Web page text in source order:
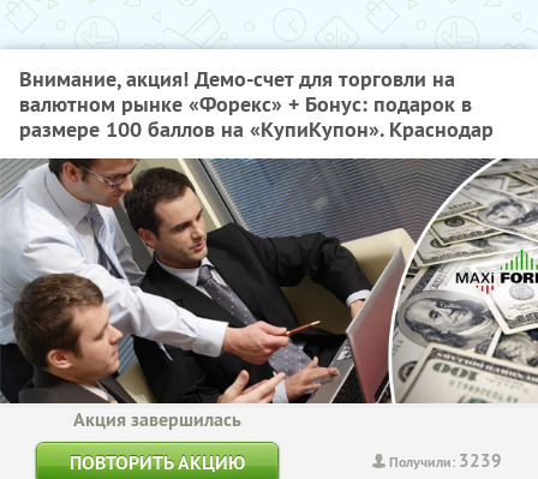
Внимание, акция! Демо-счет для торговли на
валютном рынке «Форекс» + Бонус: подарок в
размере 100 баллов на «КупиКупон». Краснодар
Получили: 3239
Акция завершилась
ПОВТОРИТЬ АКЦИЮ